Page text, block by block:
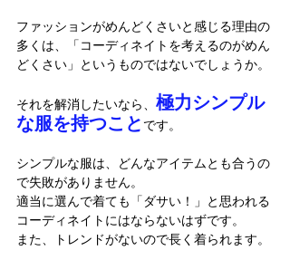
ファッションがめんどくさいと感じる理由の
多くは、「コーディネイトを考えるのがめん
どくさい」というものではないでしょうか。
それを解消したいなら、 極力シンプル
な服を持つこと です。
シンプルな服は、どんなアイテムとも合うの
で失敗がありません。
適当に選んで着ても「ダサい！」と思われる
コーディネイトにはならないはずです。
また、トレンドがないので長く着られます。